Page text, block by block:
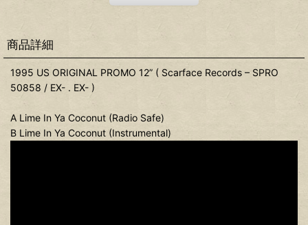
商品詳細
1995 US ORIGINAL PROMO 12” ( Scarface Records ‎– SPRO
50858 / EX- . EX- )
A Lime In Ya Coconut (Radio Safe)
B Lime In Ya Coconut (Instrumental)